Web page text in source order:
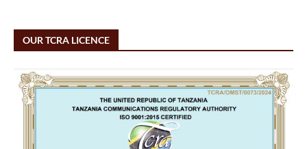
OUR TCRA LICENCE